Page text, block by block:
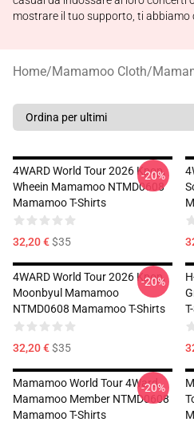
mostrare il tuo supporto, ti abbiamo
Home/Mamamoo Cloth/
4WARD World Tour 2026 Kpop,
Wheein Mamamoo NTMD0608
Mamamoo T-Shirts
32,20 €$35
-20%
4WARD World Tour 2026 Kpop,
Moonbyul Mamamoo
NTMD0608 Mamamoo T-Shirts
32,20 €$35
-20%
Mamamoo World Tour 4Ward,
Mamamoo Member NTMD0608
Mamamoo T-Shirts
-20%